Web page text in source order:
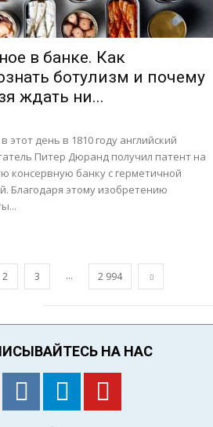
в банке. Как
ботулизм и почему
ждать ни...
этот день в 1810 году английский
Питер Дюранд получил патент на
консервную банку с герметичной
Благодаря этому изобретению
2 3 ... 2 994
НА НАС